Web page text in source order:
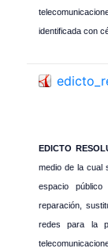
identificada con
EDICTO
medio de la cual
espacio
reparación,
redes para la